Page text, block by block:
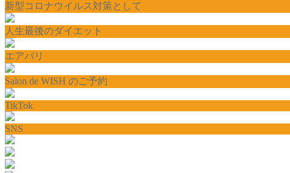
新型コロナウイルス対策として
人生最後のダイエット
エアバリ
Salon de WISH のご予約
TikTok
SNS